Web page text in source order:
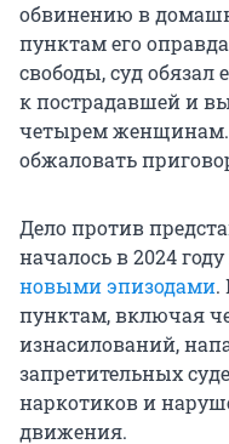
обвинению в
пунктам его
свободы, суд обязал
к пострадавшей и
четырем
обжаловать
Дело против
началось в 2024
новыми эпизодами.
пунктам, включая
изнасилований,
запретительных
наркотиков и
движения.